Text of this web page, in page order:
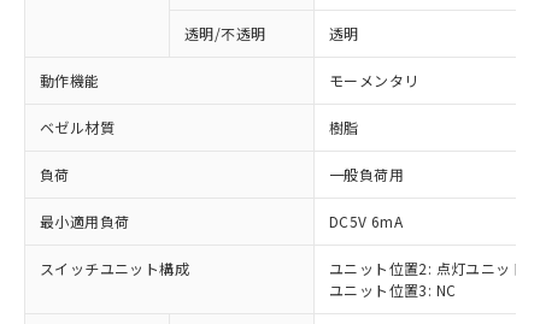
透明/不透明 透明
動作機能 モーメンタリ
ベゼル材質 樹脂
負荷 一般負荷用
最小適用負荷 DC5V 6mA
スイッチユニット構成
ユニット位置2: 点灯ユニット
ユニット位置3: NC